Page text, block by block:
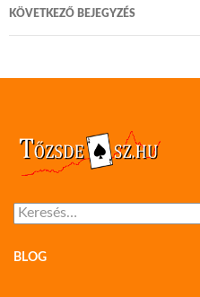
KÖVETKEZŐ BEJEGYZÉS
Keresés:
BLOG